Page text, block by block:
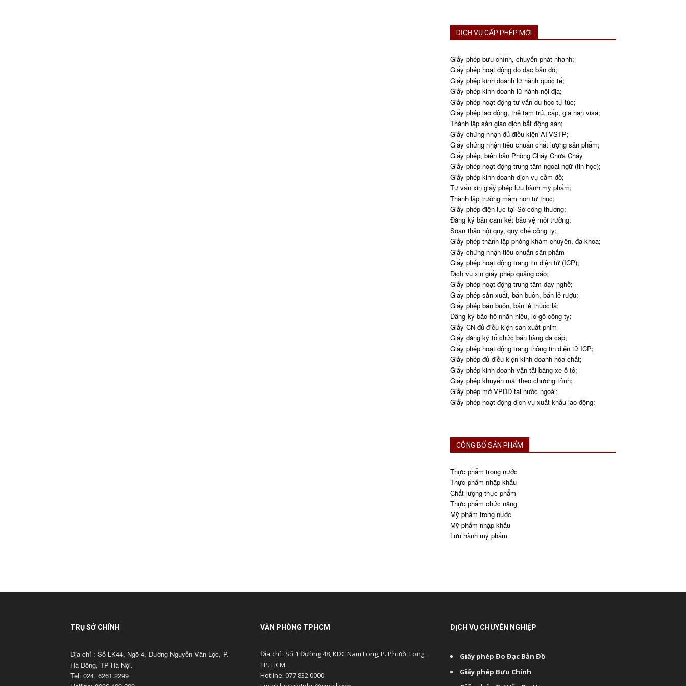
DỊCH VỤ CẤP PHÉP MỚI
Giấy phép bưu chính, chuyển phát nhanh;
Giấy phép hoạt động đo đạc bản đồ;
Giấy phép kinh doanh lữ hành quốc tế;
Giấy phép kinh doanh lữ hành nội địa;
Giấy phép hoạt động tư vấn du học tự túc;
Giấy phép lao động, thẻ tạm trú, cấp, gia hạn visa;
Thành lập sàn giao dịch bất động sản;
Giấy chứng nhận đủ điều kiện ATVSTP;
Giấy chứng nhận tiêu chuẩn chất lượng sản phẩm;
Giấy phép, biên bản Phòng Cháy Chữa Cháy
Giấy phép hoạt động trung tâm ngoại ngữ (tin học);
Giấy phép kinh doanh dịch vụ cầm đồ;
Tư vấn xin giấy phép lưu hành mỹ phẩm;
Thành lập trường mầm non tư thục;
Giấy phép điện lực tại Sở công thương;
Đăng ký bản cam kết bảo vệ môi trường;
Soạn thảo nội quy, quy chế công ty;
Giấy phép thành lập phòng khám chuyên, đa khoa;
Giấy chứng nhận tiêu chuẩn sản phẩm
Giấy phép hoạt động trang tin điện tử (ICP);
Dịch vụ xin giấy phép quảng cáo;
Giấy phép hoạt động trung tâm dạy nghề;
Giấy phép sản xuất, bán buôn, bán lẻ rượu;
Giấy phép bán buôn, bán lẻ thuốc lá;
Đăng ký bảo hộ nhãn hiệu, lô gô công ty;
Giấy CN đủ điều kiện sản xuất phim
Giấy đăng ký tổ chức bán hàng đa cấp;
Giấy phép hoạt động trang thông tin điện tử ICP;
Giấy phép đủ điều kiện kinh doanh hóa chất;
Giấy phép kinh doanh vận tải bằng xe ô tô;
Giấy phép khuyến mãi theo chương trình;
Giấy phép mở VPĐD tại nước ngoài;
Giấy phép hoạt động dịch vụ xuất khẩu lao động;
CÔNG BỐ SẢN PHẨM
Thực phẩm trong nước
Thực phẩm nhập khẩu
Chất lượng thực phẩm
Thực phẩm chức năng
Mỹ phẩm trong nước
Mỹ phẩm nhập khẩu
Lưu hành mỹ phẩm
TRỤ SỞ CHÍNH
Địa chỉ : Số LK44, Ngõ 4, Đường Nguyễn Văn Lộc, P.
Hà Đông, TP Hà Nội.
Tel: 024. 6261.2299
VĂN PHÒNG TPHCM
Địa chỉ : Số 1 Đường 48, KDC Nam Long, P. Phước Long,
TP. HCM.
Hotline: 077 832 0000
DỊCH VỤ CHUYÊN NGHIỆP
Giấy phép Đo Đạc Bản Đồ
Giấy phép Bưu Chính